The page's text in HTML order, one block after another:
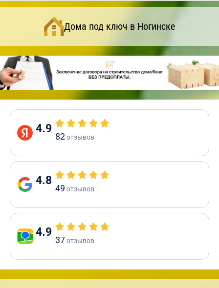
Дома под ключ в Ногинске
4.9
82отзывов
4.8
49 отзывов
4.9
37отзывов